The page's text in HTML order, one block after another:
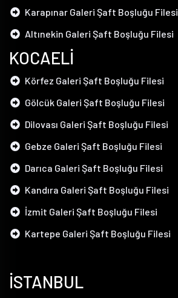
Karapınar Galeri Şaft Boşluğu Filesi
Altınekin Galeri Şaft Boşluğu Filesi
KOCAELİ
Körfez Galeri Şaft Boşluğu Filesi
Gölcük Galeri Şaft Boşluğu Filesi
Dilovası Galeri Şaft Boşluğu Filesi
Gebze Galeri Şaft Boşluğu Filesi
Darıca Galeri Şaft Boşluğu Filesi
Kandıra Galeri Şaft Boşluğu Filesi
İzmit Galeri Şaft Boşluğu Filesi
Kartepe Galeri Şaft Boşluğu Filesi
İSTANBUL